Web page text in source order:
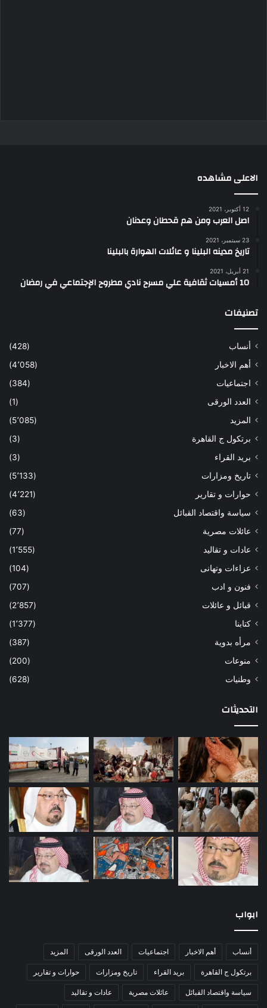
الاعلى مشاهده
12 أكتوبر، 2021
اصل العرب ومن هم قحطان وعدنان
23 سبتمبر، 2021
تاريخ مدينه البلينا و عائلات الهوارة بالبلينا
21 أبريل، 2021
10 أمسيات ثقافية علي مسرح نادي مطروح الإجتماعي في رمضان
تصنيفات
أنساب
(428)
أهم الاخبار
(4٬058)
اجتماعيات
(384)
العدد الورقى
(1)
المزيد
(5٬085)
برتكول ج القاهرة
(3)
بريد القراء
(3)
تاريخ ومزارات
(5٬133)
حوارات و تقارير
(4٬221)
سياسة واقتصاد القبائل
(63)
عائلات مصرية
(77)
عادات و تقاليد
(1٬555)
عزاءات وتهانى
(104)
فنون و ادب
(707)
قبائل و عائلات
(2٬857)
كتابنا
(1٬377)
مرأه بدوية
(387)
منوعات
(200)
وطنيات
(628)
التحديثات
ابواب
أنساب أهم الاخبار اجتماعيات العدد الورقى المزيد
برتكول ج القاهرة بريد القراء تاريخ ومزارات حوارات و تقارير
سياسة واقتصاد القبائل عائلات مصرية عادات و تقاليد